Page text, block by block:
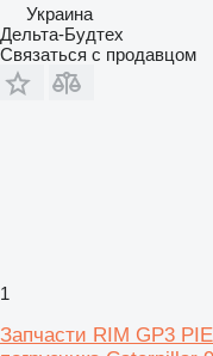
Украина
Дельта-Будтех
Связаться с продавцом
1
Запчасти RIM GP3